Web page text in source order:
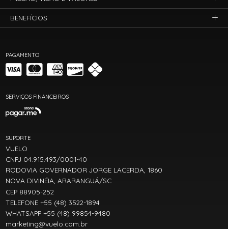
PAGAMENTO
SERVIÇOS FINANCEIROS
SUPORTE
VUELO
CNPJ 04.915.493/0001-40
RODOVIA GOVERNADOR JORGE LACERDA, 1860
NOVA DIVINÉIA, ARARANGUÁ/SC
CEP 88905-252
TELEFONE +55 (48) 3522-1894
WHATSAPP +55 (48) 99854-9480
marketing@vuelo.com.br
BENEFÍCIOS